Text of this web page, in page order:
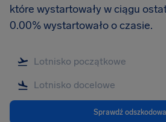
które wystartowały w ciągu
0.00% wystartowało o czasie.
Sprawdź